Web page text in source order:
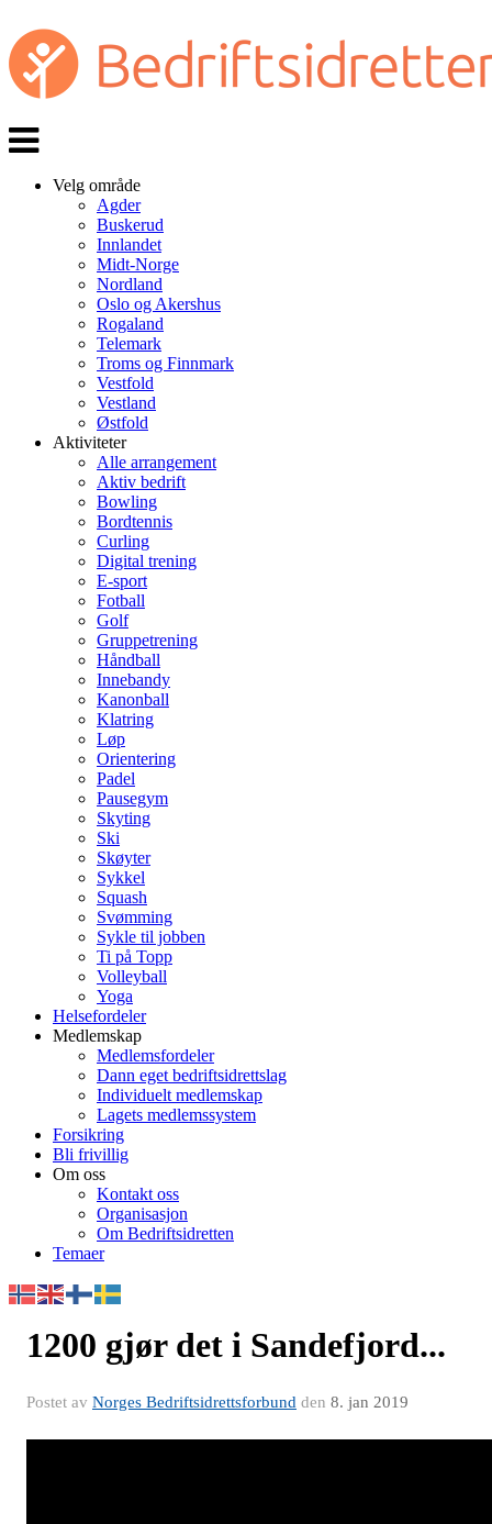
Veksle
navigasjon
Velg område
Agder
Buskerud
Innlandet
Midt-Norge
Nordland
Oslo og Akershus
Rogaland
Telemark
Troms og Finnmark
Vestfold
Vestland
Østfold
Aktiviteter
Alle arrangement
Aktiv bedrift
Bowling
Bordtennis
Curling
Digital trening
E-sport
Fotball
Golf
Gruppetrening
Håndball
Innebandy
Kanonball
Klatring
Løp
Orientering
Padel
Pausegym
Skyting
Ski
Skøyter
Sykkel
Squash
Svømming
Sykle til jobben
Ti på Topp
Volleyball
Yoga
Helsefordeler
Medlemskap
Medlemsfordeler
Dann eget bedriftsidrettslag
Individuelt medlemskap
Lagets medlemssystem
Forsikring
Bli frivillig
Om oss
Kontakt oss
Organisasjon
Om Bedriftsidretten
Temaer
1200 gjør det i Sandefjord...
Postet av Norges Bedriftsidrettsforbund den 8. jan 2019